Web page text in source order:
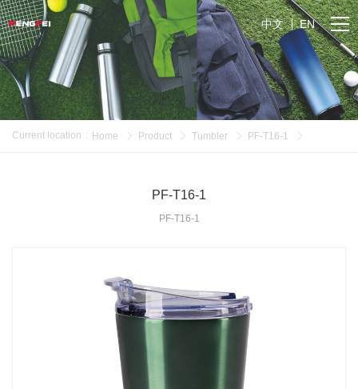
Current location : Home Product Tumbler PF-T16-1
PF-T16-1
PF-T16-1
中文 EN